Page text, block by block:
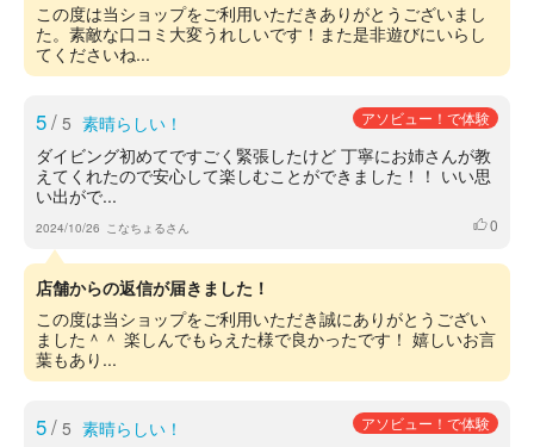
この度は当ショップをご利用いただきありがとうございまし
た。素敵な口コミ大変うれしいです！また是非遊びにいらし
てくださいね...
5/ 5 素晴らしい！ アソビュー！で体験
ダイビング初めてですごく緊張したけど 丁寧にお姉さんが教
えてくれたので安心して楽しむことができました！！ いい思
い出がで...
2024/10/26 こなちょるさん いいね
0
店舗からの返信が届きました！
この度は当ショップをご利用いただき誠にありがとうござい
ました＾＾ 楽しんでもらえた様で良かったです！ 嬉しいお言
葉もあり...
5/ 5 素晴らしい！ アソビュー！で体験